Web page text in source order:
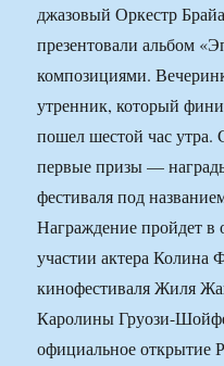
джазовый Оркестр
презентовали альбом
композициями.
утренник, который
пошел шестой час утра.
первые призы —
фестиваля под
Награждение пройдет в
участии актера Колина
кинофестиваля Жиля
Каролины Груози-
официальное открытие